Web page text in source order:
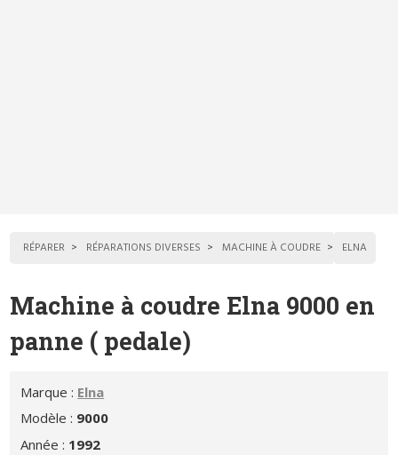
RÉPARER RÉPARATIONS DIVERSES MACHINE À COUDRE ELNA
Machine à coudre Elna 9000 en
panne ( pedale)
Marque : Elna
Modèle : 9000
Année : 1992